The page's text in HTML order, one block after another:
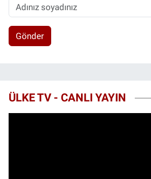
Gönder
ÜLKE TV - CANLI YAYIN